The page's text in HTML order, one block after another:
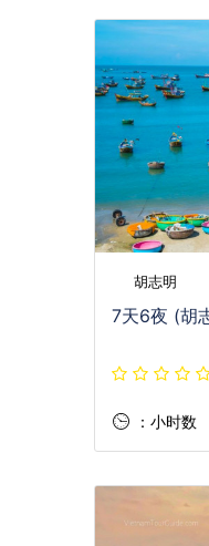
胡志明
7天6夜 (胡
：小时数